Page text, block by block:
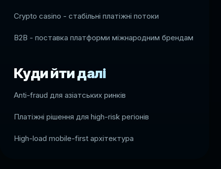
Crypto casino - стабільні платіжні потоки
B2B - поставка платформи міжнародним брендам
Куди йти далі
Anti-fraud для азіатських ринків
Платіжні рішення для high-risk регіонів
High-load mobile-first архітектура